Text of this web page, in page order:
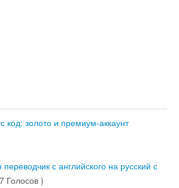
код: золото и премиум-аккаунт
с английского на русский с
Голосов )